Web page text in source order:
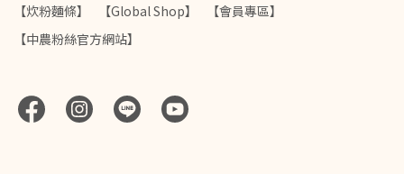
【炊粉麵條】
【Global Shop】
【會員專區】
【中農粉絲官方網站】